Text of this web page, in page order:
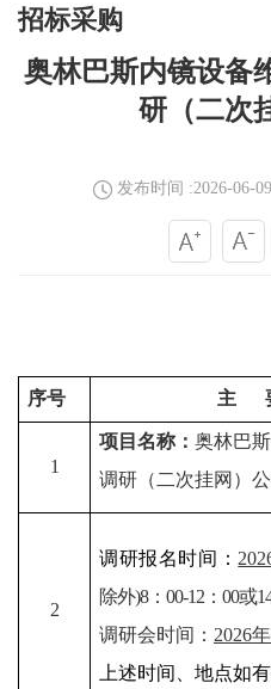
招标采购
奥林巴斯内镜设备
研（二次
发布时间 :2026-06-
序号 主
1
项目名称： 奥林巴
调研（二次挂网）
2
调研报名时间：
除外)8：00-12：00或
调研会时间： 2026年
上述时间、地点如